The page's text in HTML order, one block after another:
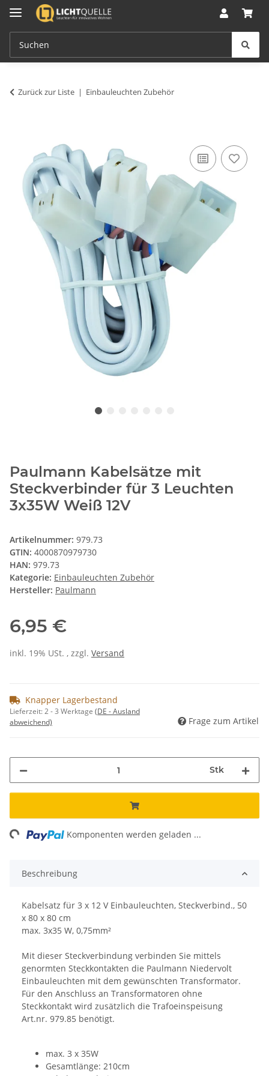
Zurück zur Liste Einbauleuchten Zubehör
Paulmann Kabelsätze mit
Steckverbinder für 3 Leuchten
3x35W Weiß 12V
Artikelnummer: 979.73
GTIN: 4000870979730
HAN: 979.73
Kategorie: Einbauleuchten Zubehör
Hersteller: Paulmann
6,95 €
inkl. 19% USt. , zzgl. Versand
Knapper Lagerbestand
Lieferzeit:2 - 3 Werktage (DE - Ausland
abweichend)
Frage zum Artikel
Stk
Komponenten werden geladen ...
Beschreibung
Kabelsatz für 3 x 12 V Einbauleuchten, Steckverbind., 50
x 80 x 80 cm
max. 3x35 W, 0,75mm²
Mit dieser Steckverbindung verbinden Sie mittels
genormten Steckkontakten die Paulmann Niedervolt
Einbauleuchten mit dem gewünschten Transformator.
Für den Anschluss an Transformatoren ohne
Steckkontakt wird zusätzlich die Trafoeinspeisung
Art.nr. 979.85 benötigt.
max. 3 x 35W
Gesamtlänge: 210cm